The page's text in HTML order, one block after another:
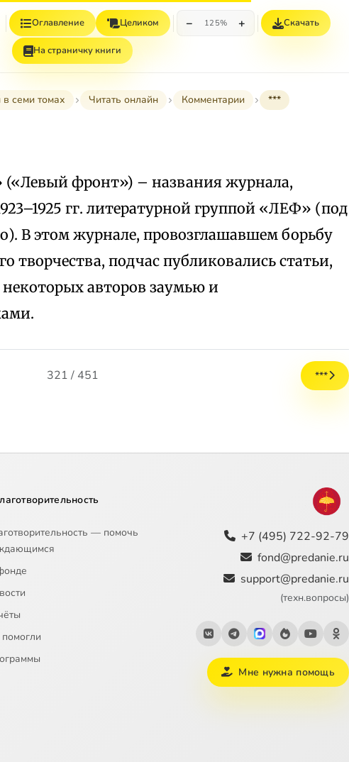
Оглавление Целиком − 125% + Скачать
На страничку книги
семи томах Читать онлайн Комментарии ***
фронт») – названия журнала,
гг. литературной группой «ЛЕФ» (под
В этом журнале, провозглашавшем борьбу
творчества, подчас публиковались статьи,
авторов заумью и
321 / 451 ***
— помочь
+7 (495) 722-92-79
fond@predanie.ru
support@predanie.ru
(техн.вопросы)
Мне нужна помощь